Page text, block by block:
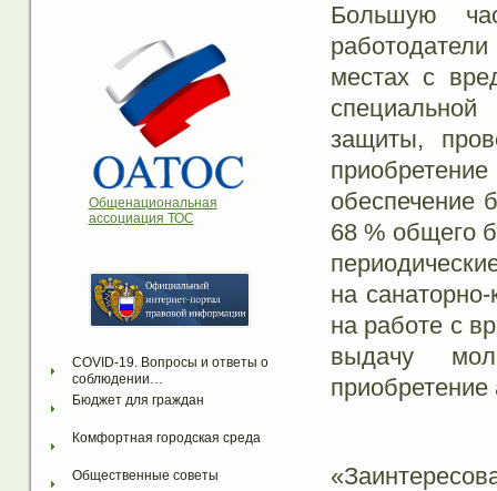
Общенациональная
ассоциация ТОС
COVID-19. Вопросы и ответы о
соблюдении…
Бюджет для граждан
Комфортная городская среда
Общественные советы
Большую
местах с
защиты,
обеспечение
68 % общего
на
на работе с
выдачу
приобретение